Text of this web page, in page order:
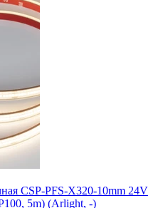
CSP-PFS-X320-10mm 24V
5m) (Arlight, -)